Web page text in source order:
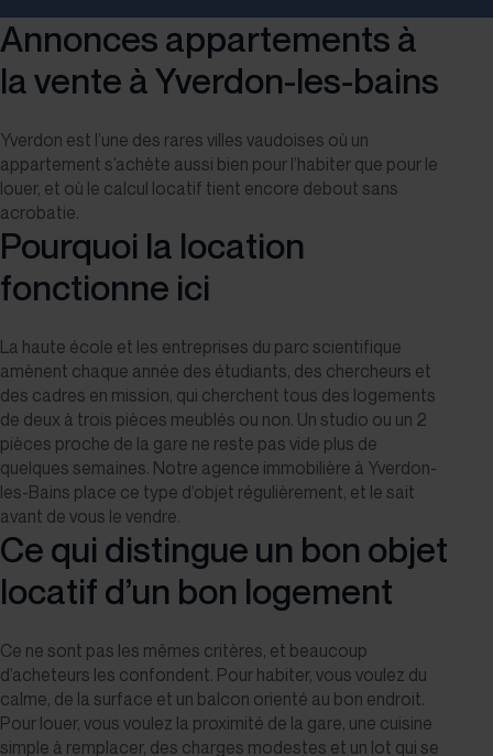
Annonces appartements à
la vente à Yverdon-les-bains
Yverdon est l’une des rares villes vaudoises où un
appartement s’achète aussi bien pour l’habiter que pour le
louer, et où le calcul locatif tient encore debout sans
acrobatie.
Pourquoi la location
fonctionne ici
La haute école et les entreprises du parc scientifique
amènent chaque année des étudiants, des chercheurs et
des cadres en mission, qui cherchent tous des logements
de deux à trois pièces meublés ou non. Un studio ou un 2
pièces proche de la gare ne reste pas vide plus de
quelques semaines. Notre agence immobilière à Yverdon-
les-Bains place ce type d’objet régulièrement, et le sait
avant de vous le vendre.
Ce qui distingue un bon objet
locatif d’un bon logement
Ce ne sont pas les mêmes critères, et beaucoup
d’acheteurs les confondent. Pour habiter, vous voulez du
calme, de la surface et un balcon orienté au bon endroit.
Pour louer, vous voulez la proximité de la gare, une cuisine
simple à remplacer, des charges modestes et un lot qui se